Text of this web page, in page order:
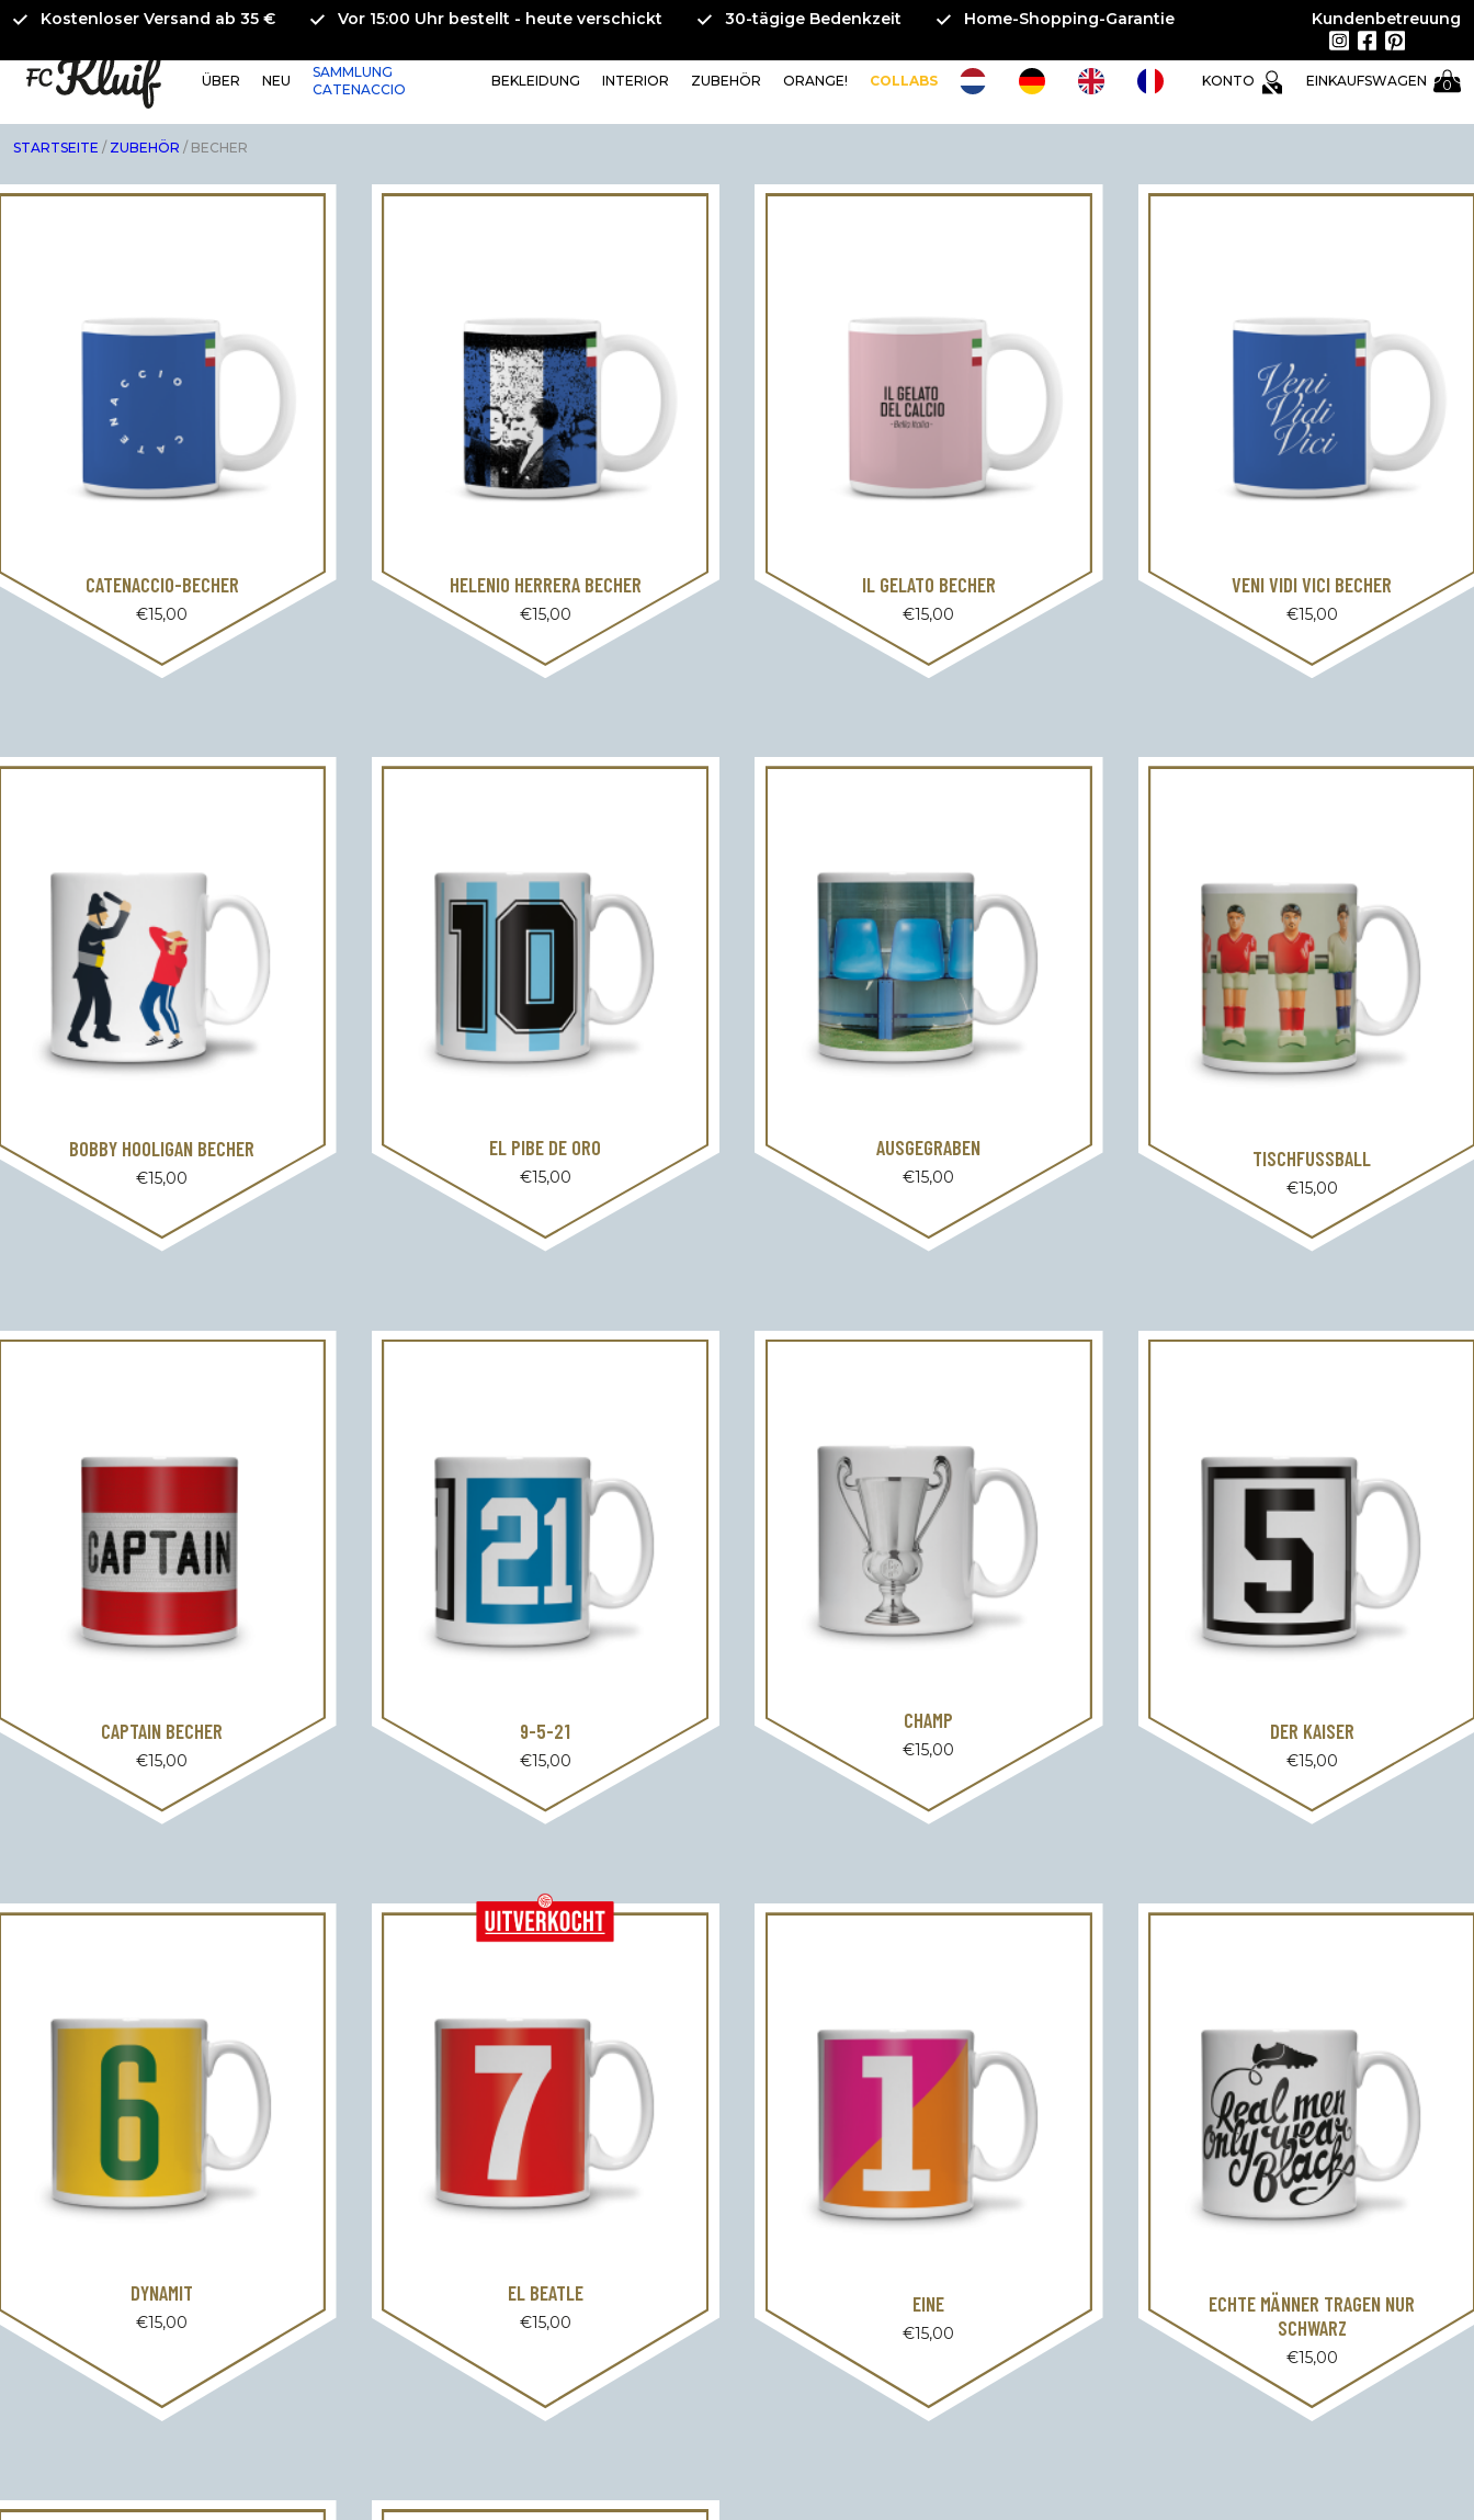
Kostenloser Versand ab 35 € Vor 15:00 Uhr bestellt - heute verschickt 30-tägige Bedenkzeit Home-Shopping-Garantie Kundenbetreuung
ÜBER NEU
SAMMLUNG
CATENACCIO
BEKLEIDUNG INTERIOR ZUBEHÖR ORANGE! COLLABS KONTO EINKAUFSWAGEN 0
STARTSEITE / ZUBEHÖR / BECHER
CATENACCIO-BECHER
€15,00
HELENIO HERRERA BECHER
€15,00
IL GELATO BECHER
€15,00
VENI VIDI VICI BECHER
€15,00
BOBBY HOOLIGAN BECHER
€15,00
EL PIBE DE ORO
€15,00
AUSGEGRABEN
€15,00
TISCHFUSSBALL
€15,00
CAPTAIN BECHER
€15,00
9-5-21
€15,00
CHAMP
€15,00
DER KAISER
€15,00
DYNAMIT
€15,00
EL BEATLE
€15,00
EINE
€15,00
ECHTE MÄNNER TRAGEN NUR
SCHWARZ
€15,00